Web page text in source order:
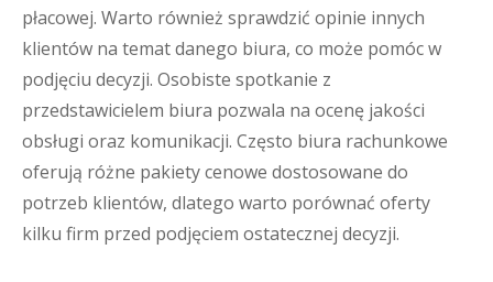
płacowej. Warto również sprawdzić opinie innych
klientów na temat danego biura, co może pomóc w
podjęciu decyzji. Osobiste spotkanie z
przedstawicielem biura pozwala na ocenę jakości
obsługi oraz komunikacji. Często biura rachunkowe
oferują różne pakiety cenowe dostosowane do
potrzeb klientów, dlatego warto porównać oferty
kilku firm przed podjęciem ostatecznej decyzji.